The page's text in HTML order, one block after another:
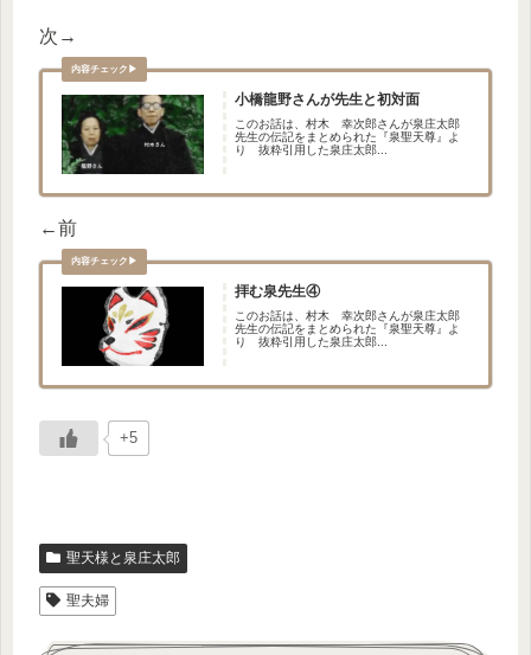
次→
小橋龍野さんが先生と初対面
このお話は、村木 幸次郎さんが泉庄太郎
先生の伝記をまとめられた『泉聖天尊』よ
り 抜粋引用した泉庄太郎...
←前
拝む泉先生④
このお話は、村木 幸次郎さんが泉庄太郎
先生の伝記をまとめられた『泉聖天尊』よ
り 抜粋引用した泉庄太郎...
+5
聖天様と泉庄太郎
聖夫婦